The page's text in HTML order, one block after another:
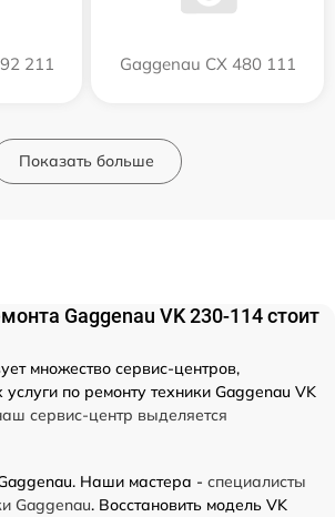
211 Gaggenau CX 480 111
Показать больше
Gaggenau VK 230-114 стоит
множество сервис-центров,
по ремонту техники Gaggenau VK
сервис-центр выделяется
Наши мастера - специалисты
Gaggenau. Восстановить модель VK